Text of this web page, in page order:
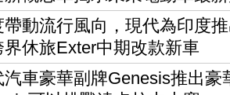
帶動流行風向，現代為印度
界休旅Exter中期改款新車
汽車豪華副牌Genesis推出豪